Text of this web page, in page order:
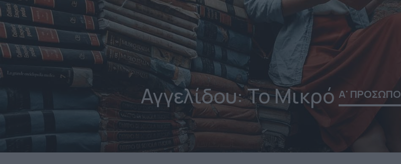
Αγγελίδου: Το Μικρό Α' ΠΡΟΣΩΠΟ